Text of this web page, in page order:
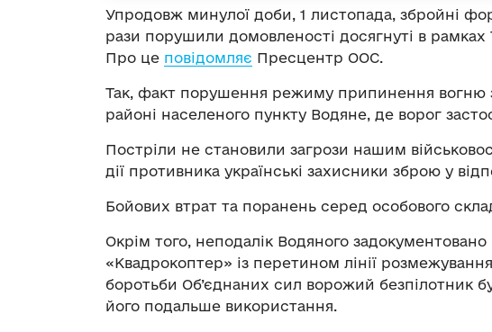
Упродовж минулої доби, 1 листопада, збройні
рази порушили домовленості досягнуті в рамках
Про це повідомляє Пресцентр ООС.
Так, факт порушення режиму припинення вогню
районі населеного пункту Водяне, де ворог
Постріли не становили загрози нашим
дії противника українські захисники зброю у
Бойових втрат та поранень серед особового
Окрім того, неподалік Водяного
«Квадрокоптер» із перетином лінії
боротьби Об’єднаних сил ворожий безпілотник
його подальше використання.